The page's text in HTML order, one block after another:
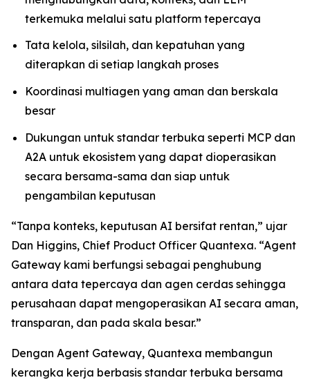
terkemuka melalui satu platform tepercaya
Tata kelola, silsilah, dan kepatuhan yang
diterapkan di setiap langkah proses
Koordinasi multiagen yang aman dan berskala
besar
Dukungan untuk standar terbuka seperti MCP dan
A2A untuk ekosistem yang dapat dioperasikan
secara bersama-sama dan siap untuk
pengambilan keputusan
“Tanpa konteks, keputusan AI bersifat rentan,” ujar
Dan Higgins, Chief Product Officer Quantexa. “Agent
Gateway kami berfungsi sebagai penghubung
antara data tepercaya dan agen cerdas sehingga
perusahaan dapat mengoperasikan AI secara aman,
transparan, dan pada skala besar.”
Dengan Agent Gateway, Quantexa membangun
kerangka kerja berbasis standar terbuka bersama